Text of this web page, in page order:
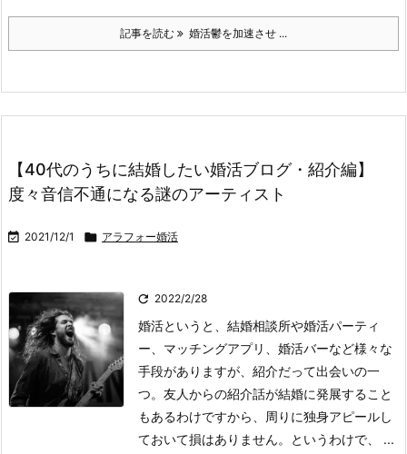
記事を読む 婚活鬱を加速させ ...
【40代のうちに結婚したい婚活ブログ・紹介編】
度々音信不通になる謎のアーティスト
 2021/12/1  アラフォー婚活
 2022/2/28
婚活というと、結婚相談所や婚活パーティ
ー、マッチングアプリ、婚活バーなど様々な
手段がありますが、紹介だって出会いの一
つ。友人からの紹介話が結婚に発展すること
もあるわけですから、周りに独身アピールし
ておいて損はありません。というわけで、 ...